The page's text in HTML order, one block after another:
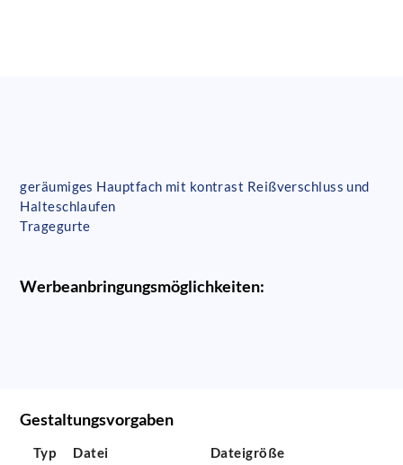
geräumiges Hauptfach mit kontrast Reißverschluss und
Halteschlaufen
Tragegurte
Werbeanbringungsmöglichkeiten:
Gestaltungsvorgaben
Typ Datei Dateigröße